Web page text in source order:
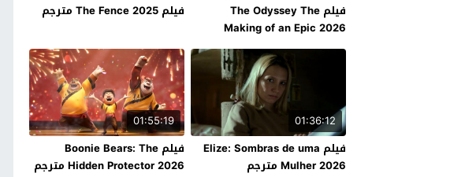
فيلم The Odyssey The
Making of an Epic 2026
مترجم
فيلم The Fence 2025 مترجم
01:36:12
فيلم Elize: Sombras de uma
Mulher 2026 مترجم
01:55:19
فيلم Boonie Bears: The
Hidden Protector 2026 مترجم